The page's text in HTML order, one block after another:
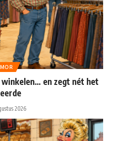
en zegt nét het
2026